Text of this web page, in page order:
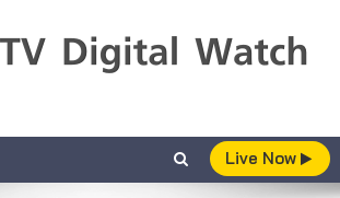
Live Now